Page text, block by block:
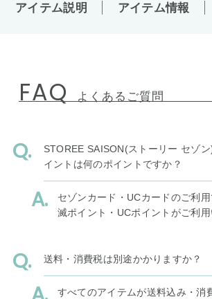
アイテム説明 アイテム情報
FAQ よくあるご質問
STOREE SAISON(ストーリー セゾ
イントは何のポイントですか？
セゾンカード・UCカードのご利
滅ポイント・UCポイントがご利用
送料・消費税は別途かかりますか？
すべてのアイテムが送料込み・消